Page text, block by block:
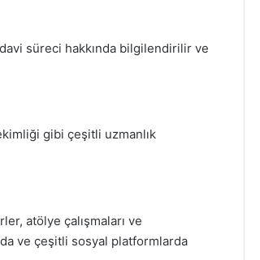
süreci hakkında bilgilendirilir ve
gibi çeşitli uzmanlık
atölye çalışmaları ve
ve çeşitli sosyal platformlarda